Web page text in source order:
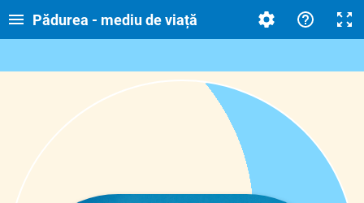
Pădurea - mediu de viață